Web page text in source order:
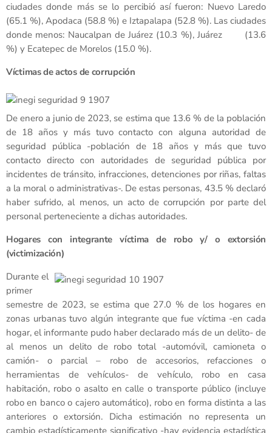
ciudades donde más se lo percibió así fueron: Nuevo Laredo
(65.1 %), Apodaca (58.8 %) e Iztapalapa (52.8 %). Las ciudades
donde menos: Naucalpan de Juárez (10.3 %), Juárez (13.6
%) y Ecatepec de Morelos (15.0 %).
Víctimas de actos de corrupción
De enero a junio de 2023, se estima que 13.6 % de la población
de 18 años y más tuvo contacto con alguna autoridad de
seguridad pública -población de 18 años y más que tuvo
contacto directo con autoridades de seguridad pública por
incidentes de tránsito, infracciones, detenciones por riñas, faltas
a la moral o administrativas-. De estas personas, 43.5 % declaró
haber sufrido, al menos, un acto de corrupción por parte del
personal perteneciente a dichas autoridades.
Hogares con integrante víctima de robo y/ o extorsión
(victimización)
Durante el
primer
semestre de 2023, se estima que 27.0 % de los hogares en
zonas urbanas tuvo algún integrante que fue víctima -en cada
hogar, el informante pudo haber declarado más de un delito- de
al menos un delito de robo total -automóvil, camioneta o
camión- o parcial – robo de accesorios, refacciones o
herramientas de vehículos- de vehículo, robo en casa
habitación, robo o asalto en calle o transporte público (incluye
robo en banco o cajero automático), robo en forma distinta a las
anteriores o extorsión. Dicha estimación no representa un